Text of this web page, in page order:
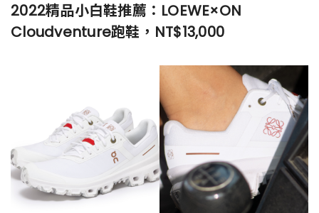
2022精品小白鞋推薦：LOEWE×ON
Cloudventure跑鞋，NT$13,000